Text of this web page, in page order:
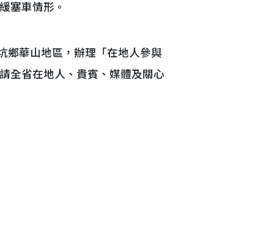
塞車情形。
鄉華山地區，辦理「在地人參與
全省在地人、貴賓、媒體及關心